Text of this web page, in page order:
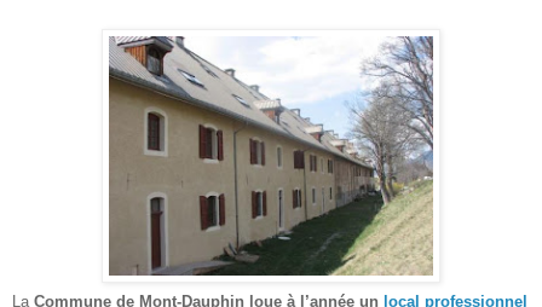
La Commune de Mont-Dauphin loue à l’année un local professionnel